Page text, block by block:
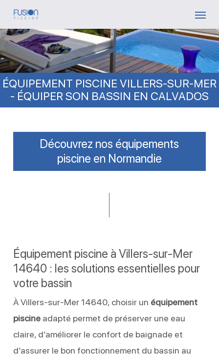
Skip
main
content
ÉQUIPEMENT PISCINE VILLERS-SUR-MER
- ÉQUIPER SON BASSIN EN CALVADOS
Découvrez nos équipements
piscine en Normandie
Équipement piscine à Villers-sur-Mer
14640 : les solutions essentielles pour
votre bassin
À Villers-sur-Mer 14640, choisir un équipement
piscineadapté permet de préserver une eau
claire, d’améliorer le confort de baignade et
d’assurer le bon fonctionnement du bassin au